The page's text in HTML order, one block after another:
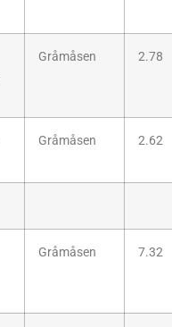
Gråmåsen 2.78
Gråmåsen 2.62
Gråmåsen 7.32